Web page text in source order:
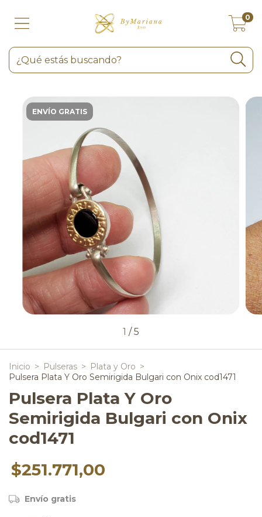
0
ENVÍO GRATIS
1 /5
Inicio > Pulseras > Plata y Oro >
Pulsera Plata Y Oro Semirigida Bulgari con Onix cod1471
Pulsera Plata Y Oro
Semirigida Bulgari con Onix
cod1471
$251.771,00
Envío gratis